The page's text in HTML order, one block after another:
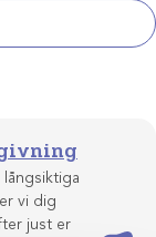
vi dig
just er